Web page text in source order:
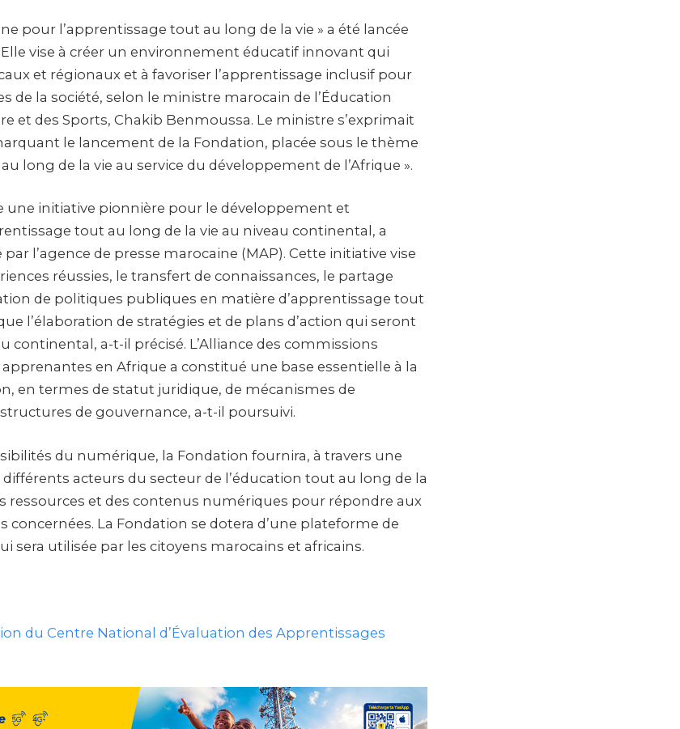
pour l’apprentissage tout au long de la vie » a été lancée
vise à créer un environnement éducatif innovant qui
et régionaux et à favoriser l’apprentissage inclusif pour
de la société, selon le ministre marocain de l’Éducation
et des Sports, Chakib Benmoussa. Le ministre s’exprimait
le lancement de la Fondation, placée sous le thème
long de la vie au service du développement de l’Afrique ».
une initiative pionnière pour le développement et
tout au long de la vie au niveau continental, a
l’agence de presse marocaine (MAP). Cette initiative vise
réussies, le transfert de connaissances, le partage
de politiques publiques en matière d’apprentissage tout
l’élaboration de stratégies et de plans d’action qui seront
continental, a-t-il précisé. L’Alliance des commissions
en Afrique a constitué une base essentielle à la
en termes de statut juridique, de mécanismes de
de gouvernance, a-t-il poursuivi.
du numérique, la Fondation fournira, à travers une
acteurs du secteur de l’éducation tout au long de la
ressources et des contenus numériques pour répondre aux
concernées. La Fondation se dotera d’une plateforme de
sera utilisée par les citoyens marocains et africains.
du Centre National d’Évaluation des Apprentissages